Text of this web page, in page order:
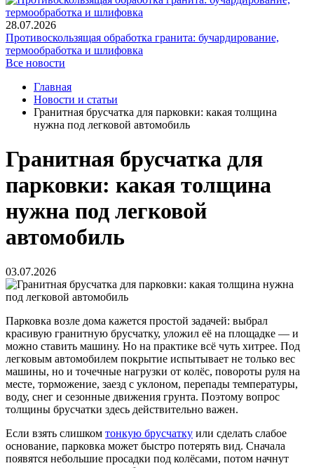
28.07.2026
Противоскользящая обработка гранита: бучардирование,
термообработка и шлифовка
Все новости
Главная
Новости и статьи
Гранитная брусчатка для парковки: какая толщина
нужна под легковой автомобиль
Гранитная брусчатка для
парковки: какая толщина
нужна под легковой
автомобиль
03.07.2026
Парковка возле дома кажется простой задачей: выбрал
красивую гранитную брусчатку, уложил её на площадке — и
можно ставить машину. Но на практике всё чуть хитрее. Под
легковым автомобилем покрытие испытывает не только вес
машины, но и точечные нагрузки от колёс, повороты руля на
месте, торможение, заезд с уклоном, перепады температуры,
воду, снег и сезонные движения грунта. Поэтому вопрос
толщины брусчатки здесь действительно важен.
Если взять слишком тонкую брусчатку или сделать слабое
основание, парковка может быстро потерять вид. Сначала
появятся небольшие просадки под колёсами, потом начнут